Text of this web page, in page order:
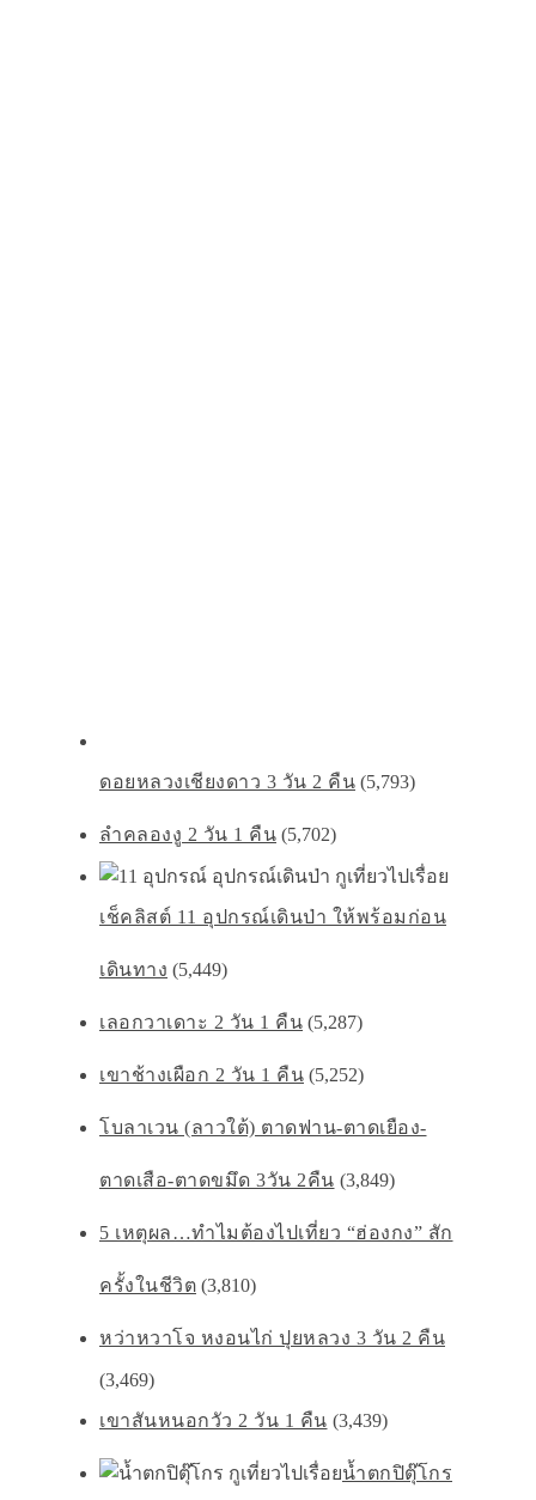
ดอยหลวงเชียงดาว 3 วัน 2 คืน (5,793)
ลำคลองงู 2 วัน 1 คืน (5,702)
เช็คลิสต์ 11 อุปกรณ์เดินป่า ให้พร้อมก่อน
เดินทาง (5,449)
เลอกวาเดาะ 2 วัน 1 คืน (5,287)
เขาช้างเผือก 2 วัน 1 คืน (5,252)
โบลาเวน (ลาวใต้) ตาดฟาน-ตาดเยือง-
ตาดเสือ-ตาดขมึด 3วัน 2คืน (3,849)
5 เหตุผล…ทำไมต้องไปเที่ยว “ฮ่องกง” สัก
ครั้งในชีวิต (3,810)
หว่าหวาโจ หงอนไก่ ปุยหลวง 3 วัน 2 คืน
(3,469)
เขาสันหนอกวัว 2 วัน 1 คืน (3,439)
น้ำตกปิตุ๊โกร